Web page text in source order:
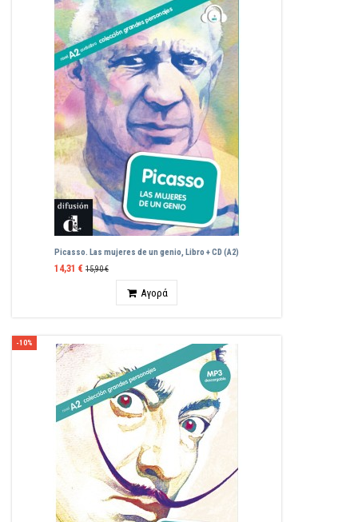
Picasso. Las mujeres de un genio, Libro + CD (A2)
14,31 € 15,90 €
Αγορά
-10%